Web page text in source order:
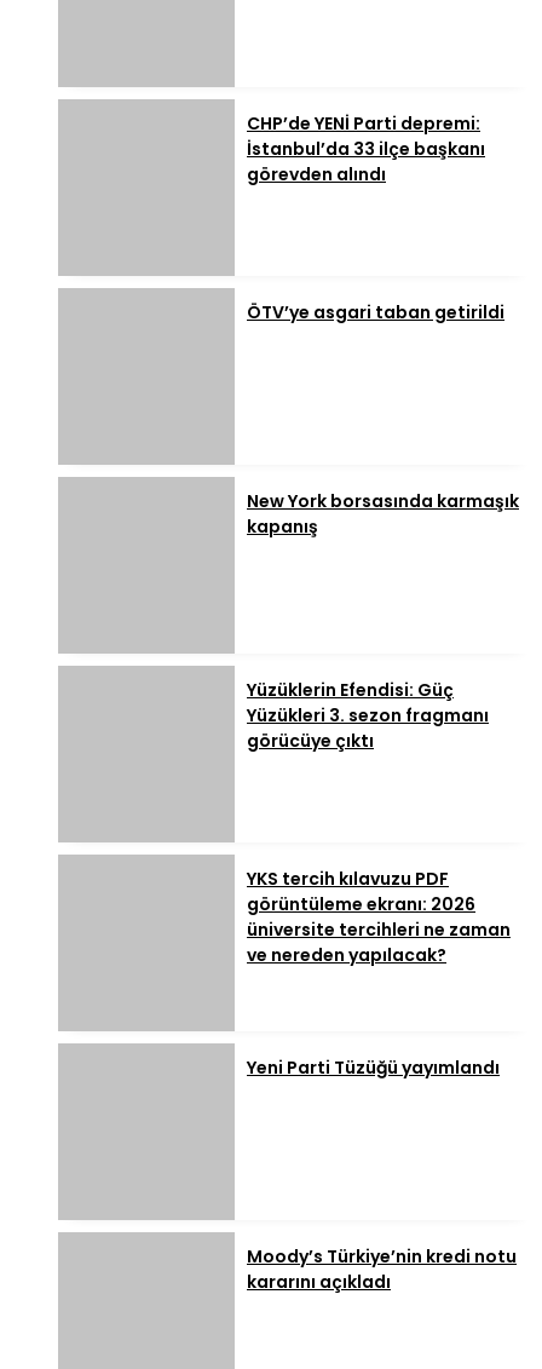
CHP’de YENİ Parti depremi:
İstanbul’da 33 ilçe başkanı
görevden alındı
ÖTV’ye asgari taban getirildi
New York borsasında karmaşık
kapanış
Yüzüklerin Efendisi: Güç
Yüzükleri 3. sezon fragmanı
görücüye çıktı
YKS tercih kılavuzu PDF
görüntüleme ekranı: 2026
üniversite tercihleri ne zaman
ve nereden yapılacak?
Yeni Parti Tüzüğü yayımlandı
Moody’s Türkiye’nin kredi notu
kararını açıkladı